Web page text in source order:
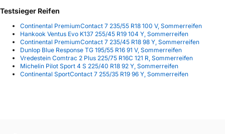
Testsieger Reifen
Continental PremiumContact 7 235/55 R18 100 V, Sommerreifen
Hankook Ventus Evo K137 255/45 R19 104 Y, Sommerreifen
Continental PremiumContact 7 235/45 R18 98 Y, Sommerreifen
Dunlop Blue Response TG 195/55 R16 91 V, Sommerreifen
Vredestein Comtrac 2 Plus 225/75 R16C 121 R, Sommerreifen
Michelin Pilot Sport 4 S 225/40 R18 92 Y, Sommerreifen
Continental SportContact 7 255/35 R19 96 Y, Sommerreifen